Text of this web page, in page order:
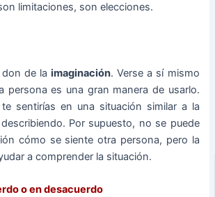
limitaciones, son elecciones.
don de laimaginación. Verse a sí mismo
persona es una gran manera de usarlo.
sentirías en una situación similar a la
Por supuesto, no se puede
cómo se siente otra persona, pero la
a comprender la situación.
o en desacuerdo